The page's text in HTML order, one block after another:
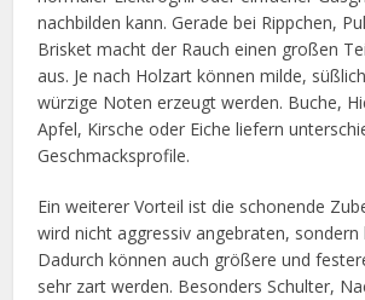
nachbilden kann. Gerade bei Rippchen,
Brisket macht der Rauch einen großen
aus. Je nach Holzart können milde,
würzige Noten erzeugt werden. Buche,
Apfel, Kirsche oder Eiche liefern
Geschmacksprofile.
Ein weiterer Vorteil ist die schonende
wird nicht aggressiv angebraten, sondern
Dadurch können auch größere und
sehr zart werden. Besonders Schulter,